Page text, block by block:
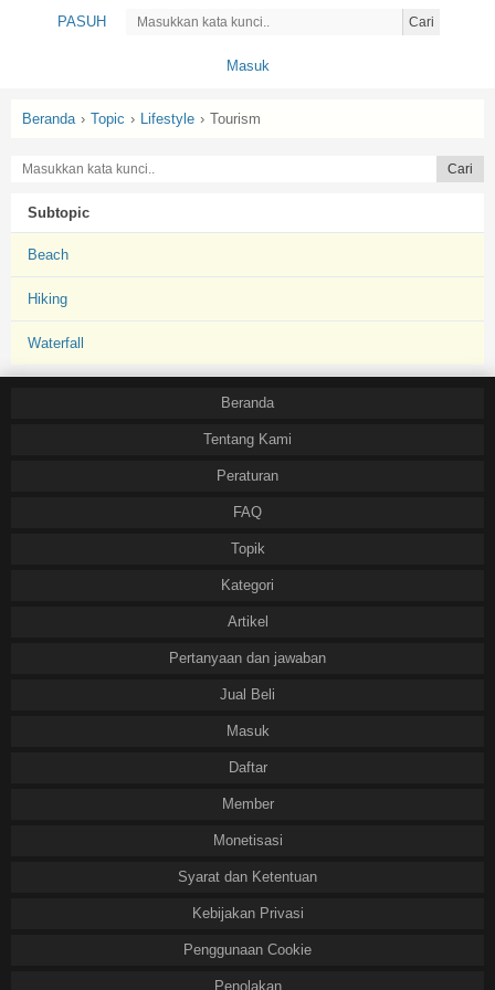
PASUH Cari
Masuk
Beranda › Topic › Lifestyle › Tourism
Subtopic
Beach
Hiking
Waterfall
Beranda
Tentang Kami
Peraturan
FAQ
Topik
Kategori
Artikel
Pertanyaan dan jawaban
Jual Beli
Masuk
Daftar
Member
Monetisasi
Syarat dan Ketentuan
Kebijakan Privasi
Penggunaan Cookie
Penolakan